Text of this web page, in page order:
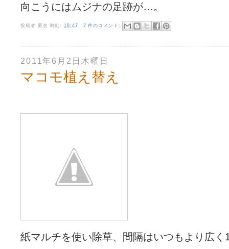
向こうにはムジナの足跡が…。
投稿者 匿名 時刻: 18:47 2 件のコメント:
2011年6月2日木曜日
マコモ植え替え
紙マルチを使い除草、間隔はいつもより広